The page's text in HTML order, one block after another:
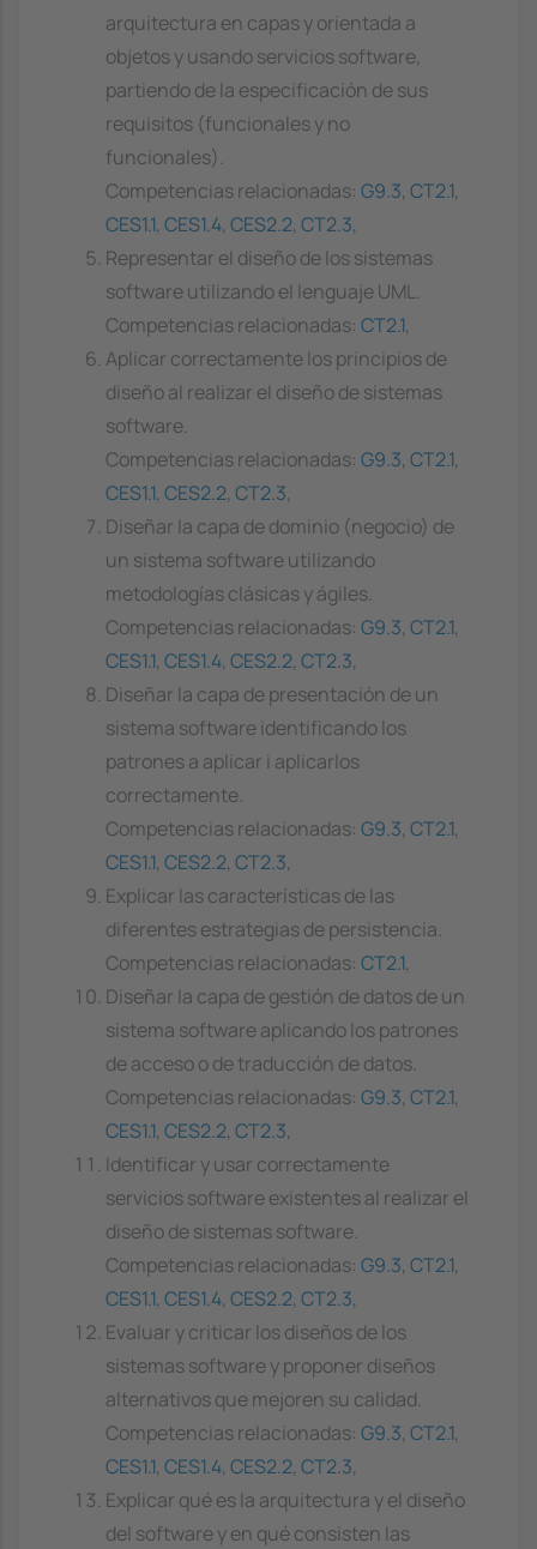
arquitectura en capas y orientada a
objetos y usando servicios software,
partiendo de la especificación de sus
requisitos (funcionales y no
funcionales).
Competencias relacionadas: G9.3, CT2.1,
CES1.1, CES1.4, CES2.2, CT2.3,
Representar el diseño de los sistemas
software utilizando el lenguaje UML.
Competencias relacionadas: CT2.1,
Aplicar correctamente los principios de
diseño al realizar el diseño de sistemas
software.
Competencias relacionadas: G9.3, CT2.1,
CES1.1, CES2.2, CT2.3,
Diseñar la capa de dominio (negocio) de
un sistema software utilizando
metodologías clásicas y ágiles.
Competencias relacionadas: G9.3, CT2.1,
CES1.1, CES1.4, CES2.2, CT2.3,
Diseñar la capa de presentación de un
sistema software identificando los
patrones a aplicar i aplicarlos
correctamente.
Competencias relacionadas: G9.3, CT2.1,
CES1.1, CES2.2, CT2.3,
Explicar las características de las
diferentes estrategias de persistencia.
Competencias relacionadas: CT2.1,
Diseñar la capa de gestión de datos de un
sistema software aplicando los patrones
de acceso o de traducción de datos.
Competencias relacionadas: G9.3, CT2.1,
CES1.1, CES2.2, CT2.3,
Identificar y usar correctamente
servicios software existentes al realizar el
diseño de sistemas software.
Competencias relacionadas: G9.3, CT2.1,
CES1.1, CES1.4, CES2.2, CT2.3,
Evaluar y criticar los diseños de los
sistemas software y proponer diseños
alternativos que mejoren su calidad.
Competencias relacionadas: G9.3, CT2.1,
CES1.1, CES1.4, CES2.2, CT2.3,
Explicar qué es la arquitectura y el diseño
del software y en qué consisten las